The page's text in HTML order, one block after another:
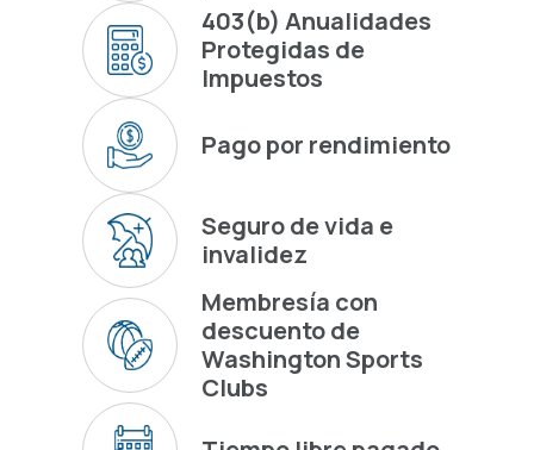
403(b) Anualidades
Protegidas de
Impuestos
Pago por rendimiento
Seguro de vida e
invalidez
Membresía con
descuento de
Washington Sports
Clubs